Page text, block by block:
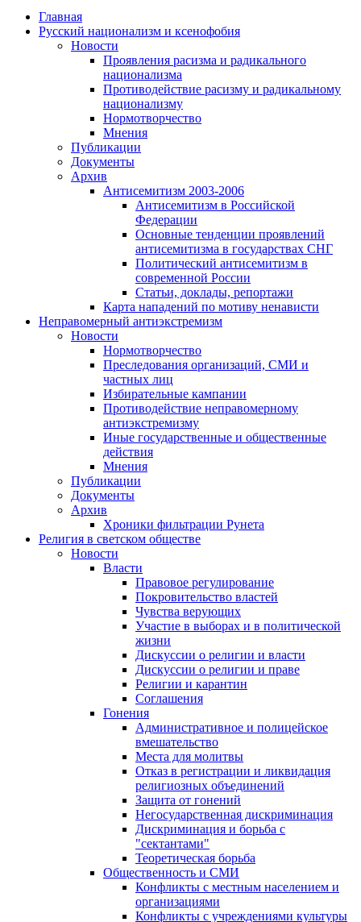
Главная
Русский национализм и ксенофобия
Новости
Проявления расизма и радикального
национализма
Противодействие расизму и радикальному
национализму
Нормотворчество
Мнения
Публикации
Документы
Архив
Антисемитизм 2003-2006
Антисемитизм в Российской
Федерации
Основные тенденции проявлений
антисемитизма в государствах СНГ
Политический антисемитизм в
современной России
Статьи, доклады, репортажи
Карта нападений по мотиву ненависти
Неправомерный антиэкстремизм
Новости
Нормотворчество
Преследования организаций, СМИ и
частных лиц
Избирательные кампании
Противодействие неправомерному
антиэкстремизму
Иные государственные и общественные
действия
Мнения
Публикации
Документы
Архив
Хроники фильтрации Рунета
Религия в светском обществе
Новости
Власти
Правовое регулирование
Покровительство властей
Чувства верующих
Участие в выборах и в политической
жизни
Дискуссии о религии и власти
Дискуссии о религии и праве
Религии и карантин
Соглашения
Гонения
Административное и полицейское
вмешательство
Места для молитвы
Отказ в регистрации и ликвидация
религиозных объединений
Защита от гонений
Негосударственная дискриминация
Дискриминация и борьба с
"сектантами"
Теоретическая борьба
Общественность и СМИ
Конфликты с местным населением и
организациями
Конфликты с учреждениями культуры